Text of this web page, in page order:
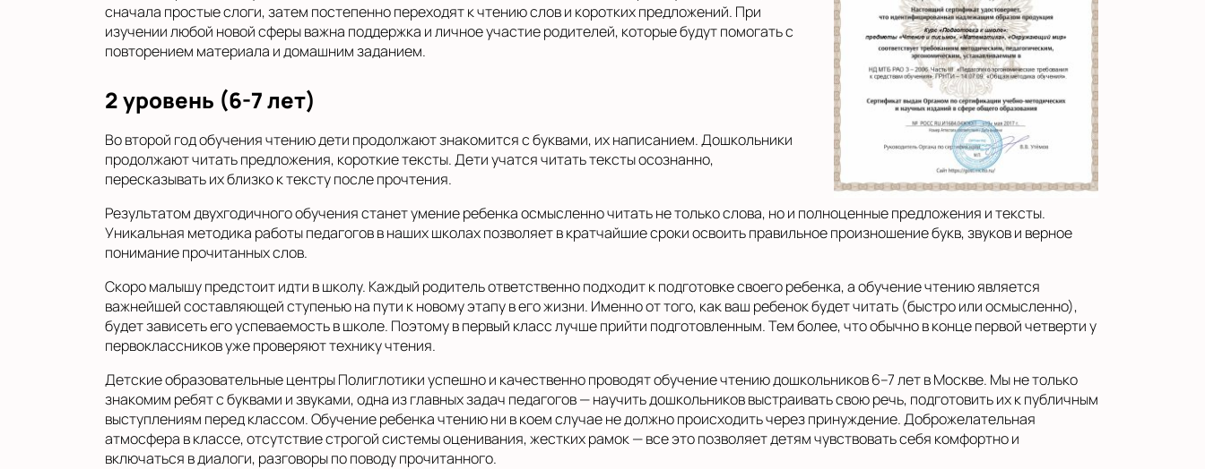
сначала простые слоги, затем постепенно переходят к чтению слов и коротких предложений. При
изучении любой новой сферы важна поддержка и личное участие родителей, которые будут помогать с
повторением материала и домашним заданием.
2 уровень (6-7 лет)
Во второй год обучения чтению дети продолжают знакомится с буквами, их написанием. Дошкольники
продолжают читать предложения, короткие тексты. Дети учатся читать тексты осознанно,
пересказывать их близко к тексту после прочтения.
Результатом двухгодичного обучения станет умение ребенка осмысленно читать не только слова, но и полноценные предложения и тексты.
Уникальная методика работы педагогов в наших школах позволяет в кратчайшие сроки освоить правильное произношение букв, звуков и верное
понимание прочитанных слов.
Скоро малышу предстоит идти в школу. Каждый родитель ответственно подходит к подготовке своего ребенка, а обучение чтению является
важнейшей составляющей ступенью на пути к новому этапу в его жизни. Именно от того, как ваш ребенок будет читать (быстро или осмысленно),
будет зависеть его успеваемость в школе. Поэтому в первый класс лучше прийти подготовленным. Тем более, что обычно в конце первой четверти у
первоклассников уже проверяют технику чтения.
Детские образовательные центры Полиглотики успешно и качественно проводят обучение чтению дошкольников 6–7 лет в Москве. Мы не только
знакомим ребят с буквами и звуками, одна из главных задач педагогов — научить дошкольников выстраивать свою речь, подготовить их к публичным
выступлениям перед классом. Обучение ребенка чтению ни в коем случае не должно происходить через принуждение. Доброжелательная
атмосфера в классе, отсутствие строгой системы оценивания, жестких рамок — все это позволяет детям чувствовать себя комфортно и
включаться в диалоги, разговоры по поводу прочитанного.